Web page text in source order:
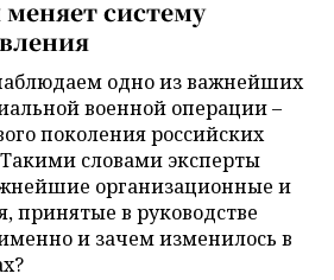
систему
одно из важнейших
военной операции –
поколения российских
словами эксперты
организационные и
принятые в руководстве
и зачем изменилось в